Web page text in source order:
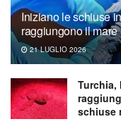
Iniziano le schiuse
raggiungono il
21 LUGLIO 2026
Turchia,
schiuse